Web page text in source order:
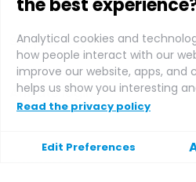
the best
Analytical cookies and
how people interact with our
improve our website, apps, and
helps us show you interesting
Read the privacy policy
Edit Preferences
Supplier login
Affiliate login